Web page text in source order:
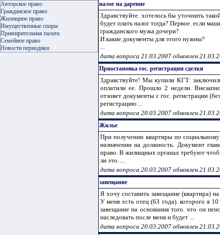
Авторское право
Гражданское право
Жилищное право
Имущественные споры
Примирительная палата
Семейное право
Новости периодики
налог на дарение
Здравствуйте. хотелось бы уточнить
будет плать налог тогда? Первое. если
гражданского мужа дочери?
И какие документы для этого нужны?
...
дата вопроса 21.03.2007 обновлен
Приостановка гос. регистрации сделки
Здравствуйте! Мы купили КГТ:
оплатили ее. Прошло 2 недели.
отзовет документы с гос. регистрации
регистрацию ...
дата вопроса 20.03.2007 обновлен
Жилье
При получении квартиры по
назначении на должность. Документ
право. В жилищных органах требуют
ли это. ...
дата вопроса 20.03.2007 обновлен
завещание
Я хочу составить завещание (квартира)
У меня есть отец (63 года). которого я
завещание на основания того. что он
наследовать после меня и будет ...
дата вопроса 20.03.2007 обновлен